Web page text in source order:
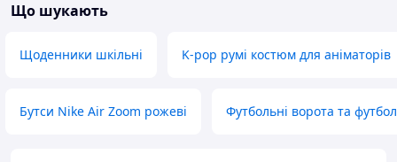
Що шукають
Щоденники шкільні K-pop румі костюм для аніматорів
Бутси Nike Air Zoom рожеві Футбольні ворота та